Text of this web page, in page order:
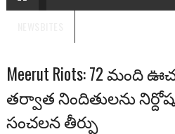
Meerut Riots: 72 మంది
తర్వాత నిందితులను
సంచలన తీర్పు